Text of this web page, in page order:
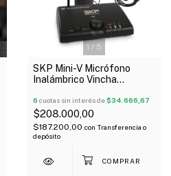
1 / 5
SKP Mini-V Micrófono
Inalámbrico Vincha
6 cuotas sin interés de$34.666,67
$208.000,00
$187.200,00 con Transferencia o
depósito